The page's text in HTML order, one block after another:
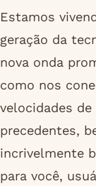
Estamos
geração da
nova onda
como nos
velocidades
precedentes,
incrivelmente
para você,